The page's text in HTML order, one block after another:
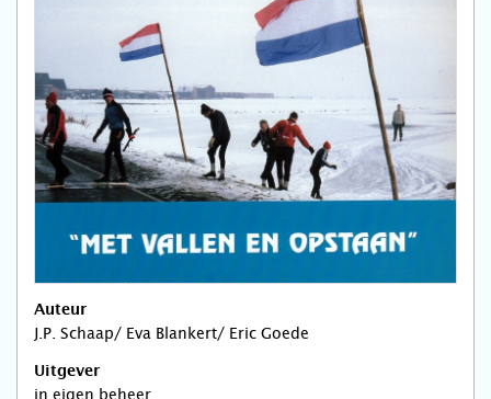
Auteur
J.P. Schaap/ Eva Blankert/ Eric Goede
Uitgever
in eigen beheer